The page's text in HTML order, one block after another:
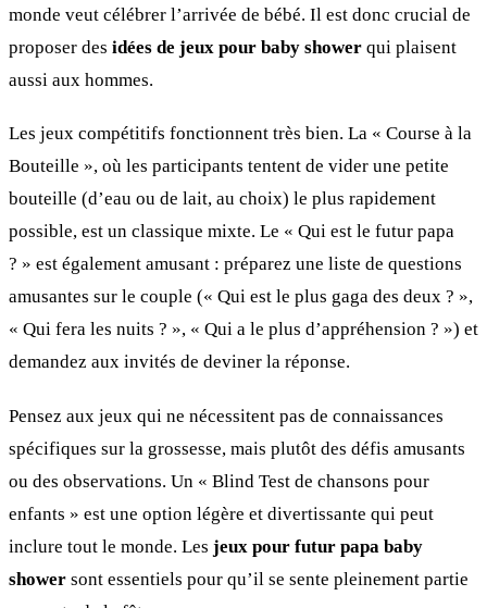
monde veut célébrer l’arrivée de bébé. Il est donc crucial de
proposer des idées de jeux pour baby shower qui plaisent
aussi aux hommes.
Les jeux compétitifs fonctionnent très bien. La « Course à la
Bouteille », où les participants tentent de vider une petite
bouteille (d’eau ou de lait, au choix) le plus rapidement
possible, est un classique mixte. Le « Qui est le futur papa
? » est également amusant : préparez une liste de questions
amusantes sur le couple (« Qui est le plus gaga des deux ? »,
« Qui fera les nuits ? », « Qui a le plus d’appréhension ? ») et
demandez aux invités de deviner la réponse.
Pensez aux jeux qui ne nécessitent pas de connaissances
spécifiques sur la grossesse, mais plutôt des défis amusants
ou des observations. Un « Blind Test de chansons pour
enfants » est une option légère et divertissante qui peut
inclure tout le monde. Les jeux pour futur papa baby
shower sont essentiels pour qu’il se sente pleinement partie